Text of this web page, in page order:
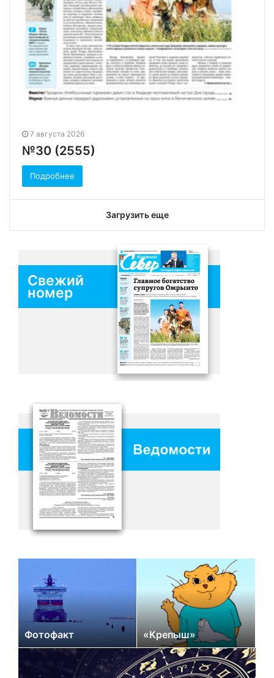
7 августа 2026
№30 (2555)
Подробнее
Загрузить еще
Свежий
номер
Фотофакт «Крепыш»